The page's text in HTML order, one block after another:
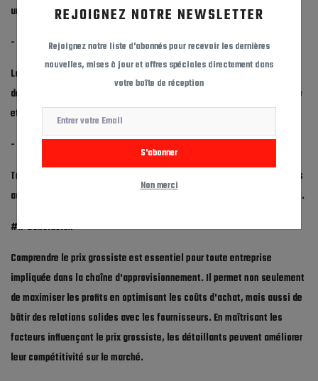
REJOIGNEZ NOTRE NEWSLETTER
Rejoignez notre liste d'abonnés pour recevoir les dernières
nouvelles, mises à jour et offres spéciales directement dans
votre boîte de réception
S'abonner
Non merci
unité.
- **Flexibilité** :
La possibilité de négocier le prix et les termes d'achat offre aux
détaillants une plus grande flexibilité dans la gestion de leur inventaire
et de leurs marges.
- **Approvisionnement Simplifié** :
Travailler avec des grossistes permet aux détaillants de regrouper leurs
achats et de réduire la complexité de gestion de plusieurs fournisseurs.
## Conclusion
Comprendre le prix grossiste est essentiel pour toute entreprise
impliquée dans la chaîne d'approvisionnement. Il permet non seulement
de maximiser les profits en optimisant les coûts d'achat, mais aussi de
bâtir des relations solides avec les fournisseurs. En maîtrisant les
facteurs influençant le prix grossiste, les détaillants peuvent améliorer
leur compétitivité sur le marché.